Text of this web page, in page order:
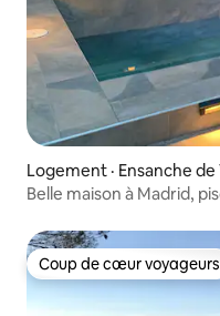
Logement · Ensanche de
Belle maison à Madrid,
Coup de cœur voyageurs
Coup de cœur voyageurs